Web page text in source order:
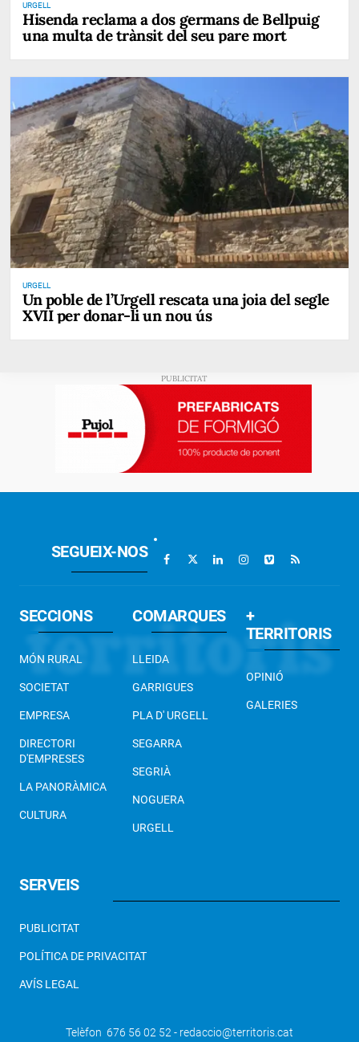
URGELL
Hisenda reclama a dos germans de Bellpuig
una multa de trànsit del seu pare mort
URGELL
Un poble de l’Urgell rescata una joia del segle
XVII per donar-li un nou ús
SEGUEIX-NOS
SECCIONS
MÓN RURAL
SOCIETAT
EMPRESA
DIRECTORI
D'EMPRESES
LA PANORÀMICA
CULTURA
COMARQUES
LLEIDA
GARRIGUES
PLA D' URGELL
SEGARRA
SEGRIÀ
NOGUERA
URGELL
+
TERRITORIS
OPINIÓ
GALERIES
SERVEIS
PUBLICITAT
POLÍTICA DE PRIVACITAT
AVÍS LEGAL
Telèfon 676 56 02 52 - redaccio@territoris.cat